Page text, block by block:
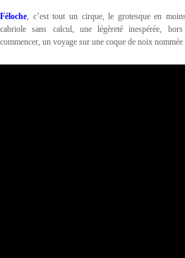
Féloche , c’est tout un cirque, le grotesque en
cabriole sans calcul, une légèreté inespérée,
commencer, un voyage sur une coque de noix nommée